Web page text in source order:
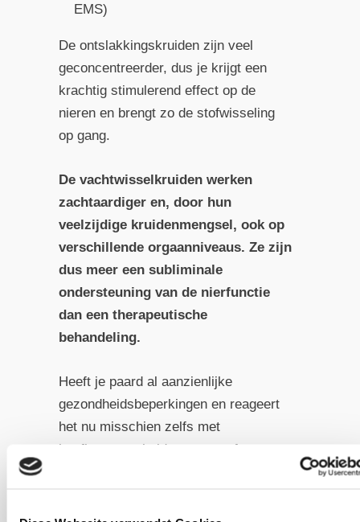
EMS)
De ontslakkingskruiden zijn veel
geconcentreerder, dus je krijgt een
krachtig stimulerend effect op de
nieren en brengt zo de stofwisseling
op gang.
De vachtwisselkruiden werken
zachtaardiger en, door hun
veelzijdige kruidenmengsel, ook op
verschillende orgaanniveaus. Ze zijn
dus meer een subliminale
ondersteuning van de nierfunctie
dan een therapeutische
behandeling.
Heeft je paard al aanzienlijke
gezondheidsbeperkingen en reageert
het nu misschien zelfs met
hoefbevangenheid, eczeem of
raadplegen om een geschikt